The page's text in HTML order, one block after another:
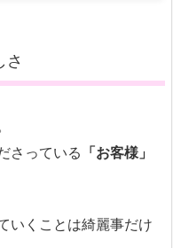
さ
さっている 「お客様」
いくことは綺麗事だけ